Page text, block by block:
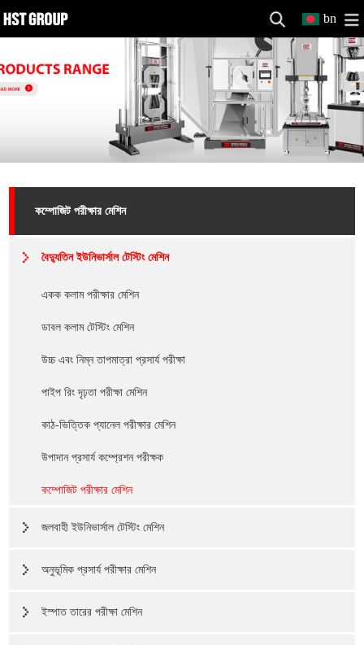
bn
কম্পোজিট পরীক্ষার মেশিন
বৈদ্যুতিন ইউনিভার্সাল টেস্টিং মেশিন
একক কলাম পরীক্ষার মেশিন
ডাবল কলাম টেস্টিং মেশিন
উচ্চ এবং নিম্ন তাপমাত্রা প্রসার্য পরীক্ষা
পাইপ রিং দৃঢ়তা পরীক্ষা মেশিন
কাঠ-ভিত্তিক প্যানেল পরীক্ষার মেশিন
উপাদান প্রসার্য কম্প্রেশন পরীক্ষক
কম্পোজিট পরীক্ষার মেশিন
জলবাহী ইউনিভার্সাল টেস্টিং মেশিন
অনুভূমিক প্রসার্য পরীক্ষার মেশিন
ইস্পাত তারের পরীক্ষা মেশিন